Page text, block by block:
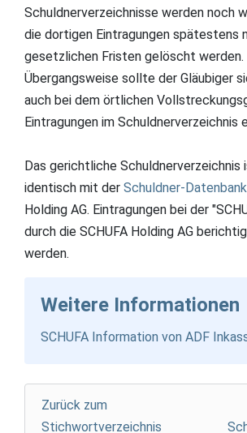
Schuldnerverzeichnisse werden noch
die dortigen Eintragungen spätestens
gesetzlichen Fristen gelöscht werden.
Übergangsweise sollte der Gläubiger
auch bei dem örtlichen
Eintragungen im Schuldnerverzeichnis
Das gerichtliche Schuldnerverzeichnis
identisch mit der Schuldner-
Holding AG. Eintragungen bei der
durch die SCHUFA Holding AG
werden.
Weitere Informationen
SCHUFA Information von ADF
Zurück zum
Stichwortverzeichnis